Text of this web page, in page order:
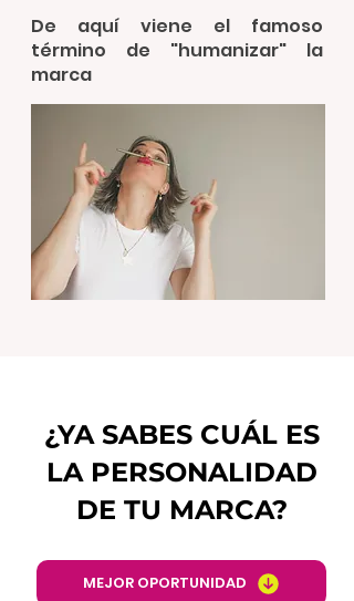
De aquí viene el famoso
término de "humanizar" la
marca
¿YA SABES CUÁL ES
LA PERSONALIDAD
DE TU MARCA?
MEJOR OPORTUNIDAD